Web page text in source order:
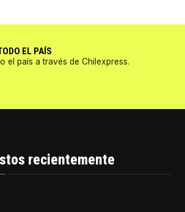
EL PAÍS
el país a través de Chilexpress.
recientemente